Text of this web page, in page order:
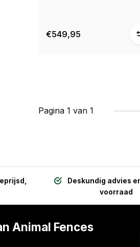
€549,95
Pagina 1 van 1
Deskundig advies
voorraad
Animal Fences